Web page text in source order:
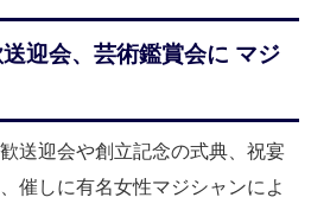
迎会、芸術鑑賞会に マジ
送迎会や創立記念の式典、祝宴
催しに有名女性マジシャンによ